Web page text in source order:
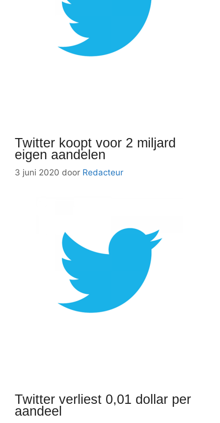
Twitter koopt voor 2 miljard
eigen aandelen
3 juni 2020 door Redacteur
Twitter verliest 0,01 dollar per
aandeel